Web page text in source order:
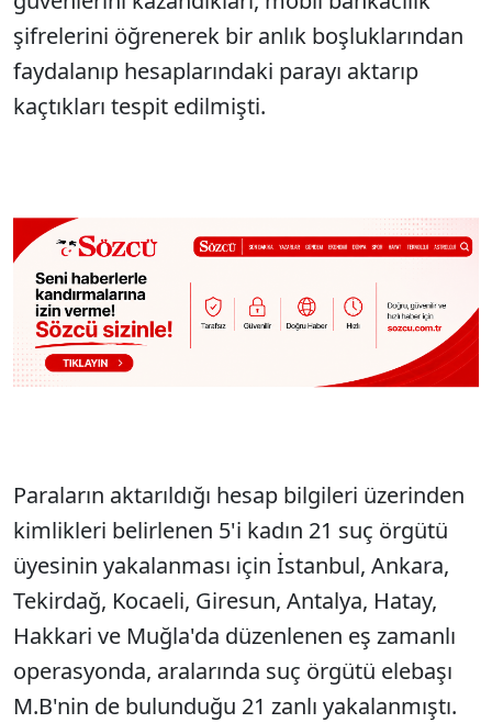
şifrelerini öğrenerek bir anlık boşluklarından
faydalanıp hesaplarındaki parayı aktarıp
kaçtıkları tespit edilmişti.
Paraların aktarıldığı hesap bilgileri üzerinden
kimlikleri belirlenen 5'i kadın 21 suç örgütü
üyesinin yakalanması için İstanbul, Ankara,
Tekirdağ, Kocaeli, Giresun, Antalya, Hatay,
Hakkari ve Muğla'da düzenlenen eş zamanlı
operasyonda, aralarında suç örgütü elebaşı
M.B'nin de bulunduğu 21 zanlı yakalanmıştı.